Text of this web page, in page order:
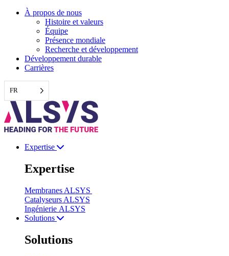
Aller
À propos de nous
Histoire et valeurs
Équipe
Présence mondiale
Recherche et développement
Développement durable
Carrières
FR
Expertise
Expertise
Membranes ALSYS
Catalyseurs ALSYS
Ingénierie ALSYS
Solutions
Solutions